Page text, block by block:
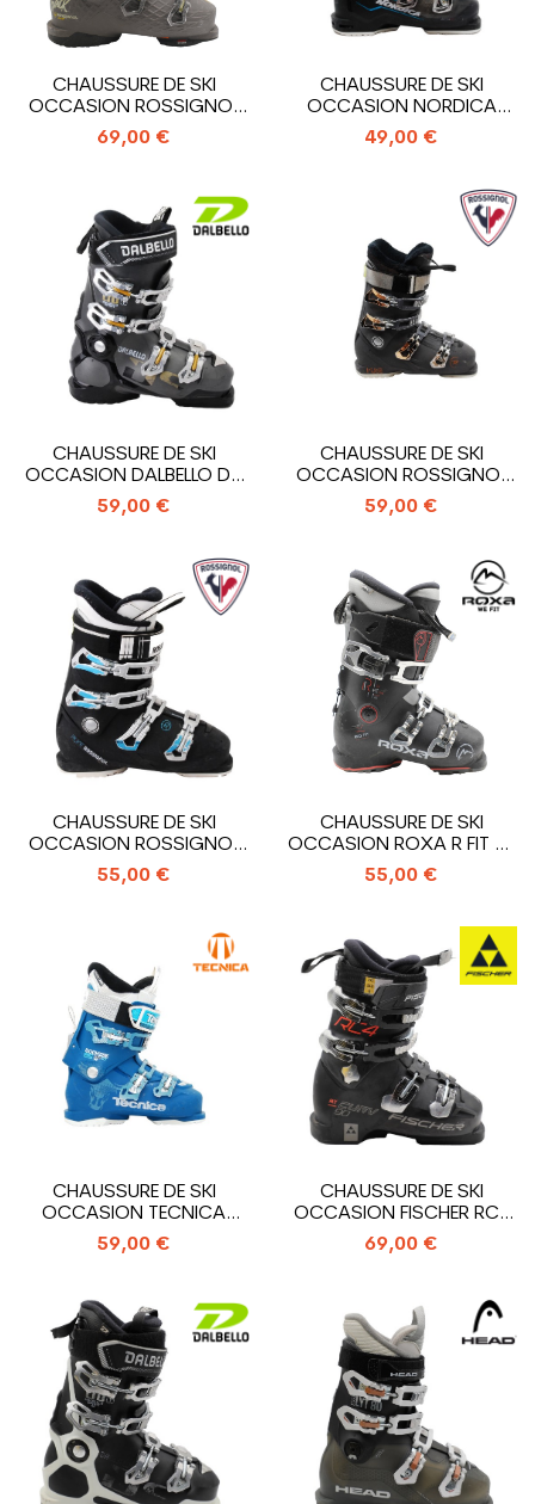
CHAUSSURE DE SKI
OCCASION ROSSIGNOL
ALLTRACK AT R GW
69,00 €
CHAUSSURE DE SKI
OCCASION NORDICA
SPEEDMACHINE 95 WR
49,00 €
CHAUSSURE DE SKI
OCCASION DALBELLO DS
SPORT LTD W
59,00 €
CHAUSSURE DE SKI
OCCASION ROSSIGNOL
PURE W
59,00 €
CHAUSSURE DE SKI
OCCASION ROSSIGNOL
PURE
55,00 €
CHAUSSURE DE SKI
OCCASION ROXA R FIT 85
W
55,00 €
CHAUSSURE DE SKI
OCCASION TECNICA
COCHISE 85 HV RT W
59,00 €
CHAUSSURE DE SKI
OCCASION FISCHER RC4
MY CURV 90 XTR
69,00 €